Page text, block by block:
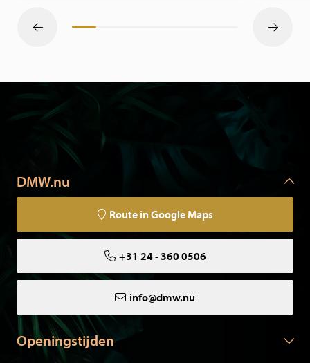
DMW.nu
Route in Google Maps
+31 24 - 360 0506
info@dmw.nu
Openingstijden